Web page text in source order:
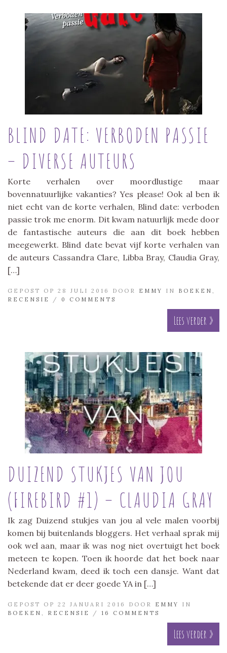
BLIND DATE: VERBODEN PASSIE
– DIVERSE AUTEURS
Korte verhalen over moordlustige maar
bovennatuurlijke vakanties? Yes please! Ook al ben ik
niet echt van de korte verhalen, Blind date: verboden
passie trok me enorm. Dit kwam natuurlijk mede door
de fantastische auteurs die aan dit boek hebben
meegewerkt. Blind date bevat vijf korte verhalen van
de auteurs Cassandra Clare, Libba Bray, Claudia Gray,
[…]
GEPOST OP 28 JULI 2016 DOOR EMMY IN BOEKEN
RECENSIE
/ 0 COMMENTS
Lees verder »
DUIZEND STUKJES VAN JOU
(FIREBIRD #1) – CLAUDIA GRAY
Ik zag Duizend stukjes van jou al vele malen voorbij
komen bij buitenlands bloggers. Het verhaal sprak mij
ook wel aan, maar ik was nog niet overtuigt het boek
meteen te kopen. Toen ik hoorde dat het boek naar
Nederland kwam, deed ik toch een dansje. Want dat
betekende dat er deer goede YA in […]
GEPOST OP 22 JANUARI 2016 DOOR EMMY
IN
BOEKEN
RECENSIE / 16 COMMENTS
Lees verder »